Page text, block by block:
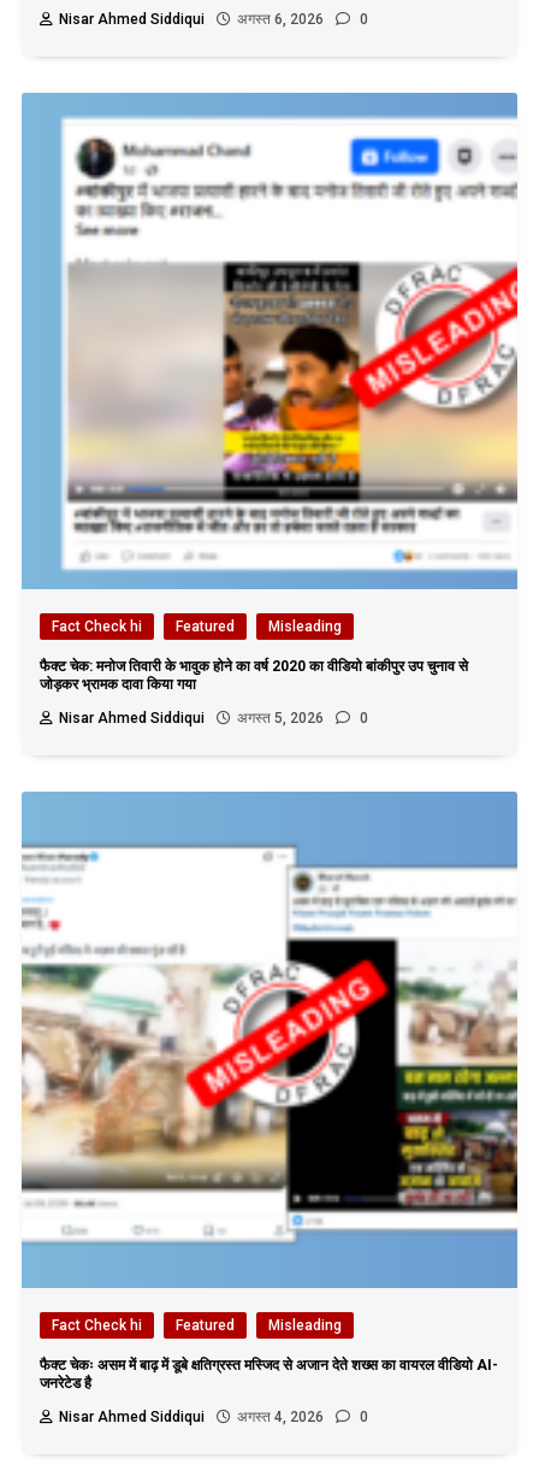
Nisar Ahmed Siddiqui अगस्त 6, 2026 0
Fact Check hi Featured Misleading
फैक्ट चेक: मनोज तिवारी के भावुक होने का वर्ष 2020 का वीडियो बांकीपुर उप चुनाव से
जोड़कर भ्रामक दावा किया गया
Nisar Ahmed Siddiqui
अगस्त 5, 2026 0
Fact Check hi Featured Misleading
फैक्ट चेकः असम में बाढ़ में डूबे क्षतिग्रस्त मस्जिद से अजान देते शख्स का वायरल वीडियो AI-
जनरेटेड है
Nisar Ahmed Siddiqui
अगस्त 4, 2026 0